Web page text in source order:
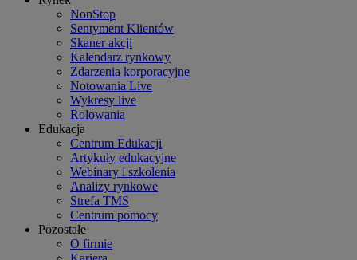
NonStop
Sentyment Klientów
Skaner akcji
Kalendarz rynkowy
Zdarzenia korporacyjne
Notowania Live
Wykresy live
Rolowania
Edukacja
Centrum Edukacji
Artykuły edukacyjne
Webinary i szkolenia
Analizy rynkowe
Strefa TMS
Centrum pomocy
Pozostałe
O firmie